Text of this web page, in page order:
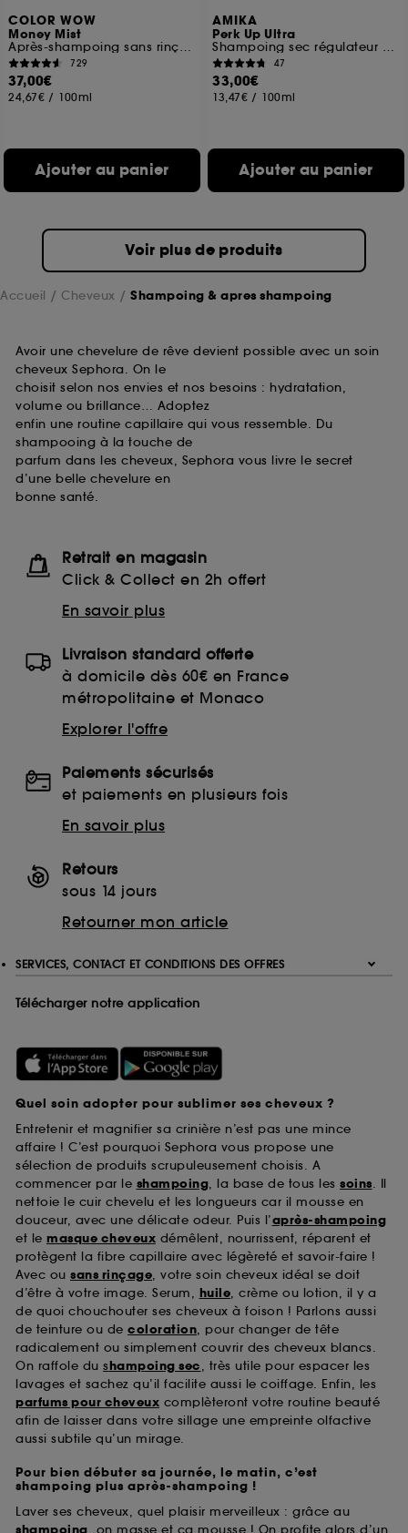
COLOR WOW
Money Mist
Après-shampoing sans rinçage, hydratant et anti-frisottis
729
37,00€
24,67€ / 100ml
Ajouter au panier
AMIKA
Perk Up Ultra
Shampoing sec régulateur de sébum
47
33,00€
13,47€ / 100ml
Ajouter au panier
Voir plus de produits
Accueil Cheveux Shampoing & apres shampoing
Avoir une chevelure de rêve devient possible avec un soin
cheveux Sephora. On le
choisit selon nos envies et nos besoins : hydratation,
volume ou brillance… Adoptez
enfin une routine capillaire qui vous ressemble. Du
shampooing à la touche de
parfum dans les cheveux, Sephora vous livre le secret
d’une belle chevelure en
bonne santé.
Retrait en magasin
Click & Collect en 2h offert
En savoir plus
Livraison standard offerte
à domicile dès 60€ en France
métropolitaine et Monaco
Explorer l'offre
Paiements sécurisés
et paiements en plusieurs fois
En savoir plus
Retours
sous 14 jours
Retourner mon article
SERVICES, CONTACT ET CONDITIONS DES OFFRES
Télécharger notre application
Quel soin adopter pour sublimer ses cheveux ?
Entretenir et magnifier sa crinière n’est pas une mince
affaire ! C’est pourquoi Sephora vous propose une
sélection de produits scrupuleusement choisis. A
commencer par le shampoing, la base de tous les soins. Il
nettoie le cuir chevelu et les longueurs car il mousse en
douceur, avec une délicate odeur. Puis l’après-shampoing
et le masque cheveux démêlent, nourrissent, réparent et
protègent la fibre capillaire avec légèreté et savoir-faire !
Avec ou sans rinçage, votre soin cheveux idéal se doit
d’être à votre image. Serum, huile, crème ou lotion, il y a
de quoi chouchouter ses cheveux à foison ! Parlons aussi
de teinture ou de coloration, pour changer de tête
radicalement ou simplement couvrir des cheveux blancs.
On raffole du shampoing sec, très utile pour espacer les
lavages et sachez qu’il facilite aussi le coiffage. Enfin, les
parfums pour cheveux complèteront votre routine beauté
afin de laisser dans votre sillage une empreinte olfactive
aussi subtile qu’un mirage.
Pour bien débuter sa journée, le matin, c’est
shampoing plus après-shampoing !
Laver ses cheveux, quel plaisir merveilleux : grâce au
, on masse et ça mousse ! On profite alors d’un